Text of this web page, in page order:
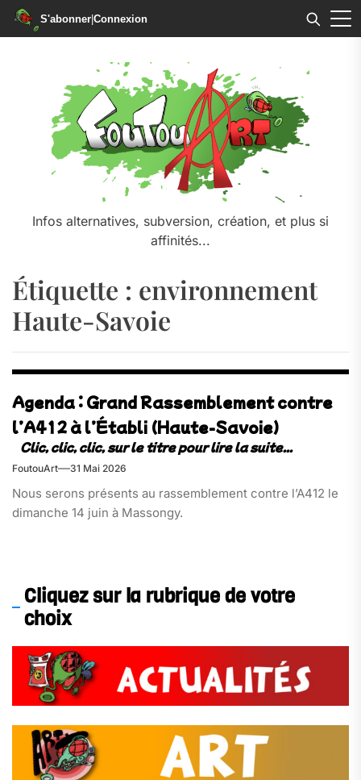
S'abonner|Connexion
Infos alternatives, subversion, création, et plus si
affinités...
Étiquette : environnement
Haute-Savoie
Agenda : Grand Rassemblement contre
l’A412 à l’Établi (Haute-Savoie)
FoutouArt 31 Mai 2026
Nous serons présents au rassemblement contre l’A412 le
dimanche 14 juin à Massongy.
Cliquez sur la rubrique de votre
choix